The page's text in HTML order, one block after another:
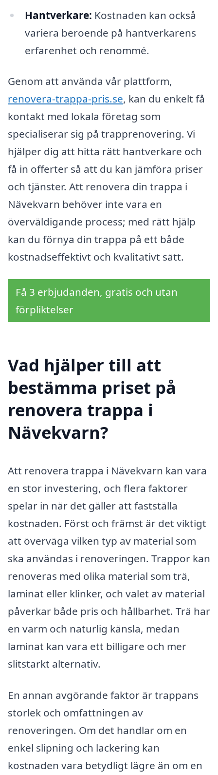
Hantverkare: Kostnaden kan också
variera beroende på hantverkarens
erfarenhet och renommé.
Genom att använda vår plattform,
renovera-trappa-pris.se, kan du enkelt få
kontakt med lokala företag som
specialiserar sig på trapprenovering. Vi
hjälper dig att hitta rätt hantverkare och
få in offerter så att du kan jämföra priser
och tjänster. Att renovera din trappa i
Nävekvarn behöver inte vara en
överväldigande process; med rätt hjälp
kan du förnya din trappa på ett både
kostnadseffektivt och kvalitativt sätt.
Få 3 erbjudanden, gratis och utan
förpliktelser
Vad hjälper till att
bestämma priset på
renovera trappa i
Nävekvarn?
Att renovera trappa i Nävekvarn kan vara
en stor investering, och flera faktorer
spelar in när det gäller att fastställa
kostnaden. Först och främst är det viktigt
att överväga vilken typ av material som
ska användas i renoveringen. Trappor kan
renoveras med olika material som trä,
laminat eller klinker, och valet av material
påverkar både pris och hållbarhet. Trä har
en varm och naturlig känsla, medan
laminat kan vara ett billigare och mer
slitstarkt alternativ.
En annan avgörande faktor är trappans
storlek och omfattningen av
renoveringen. Om det handlar om en
enkel slipning och lackering kan
kostnaden vara betydligt lägre än om en